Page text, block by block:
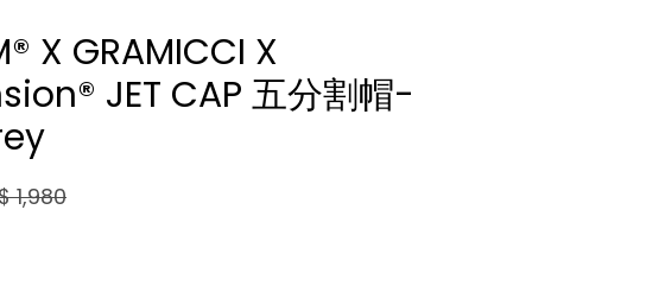
X GRAMICCI X
JET CAP 五分割帽-
1,980